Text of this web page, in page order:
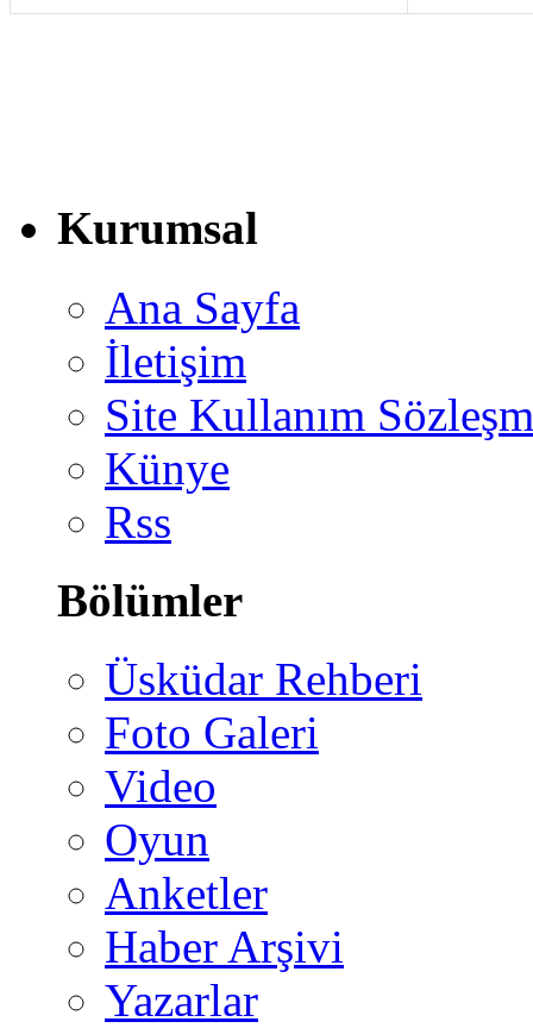
Kurumsal
Ana Sayfa
İletişim
Site Kullanım
Künye
Rss
Bölümler
Üsküdar Rehberi
Foto Galeri
Video
Oyun
Anketler
Haber Arşivi
Yazarlar